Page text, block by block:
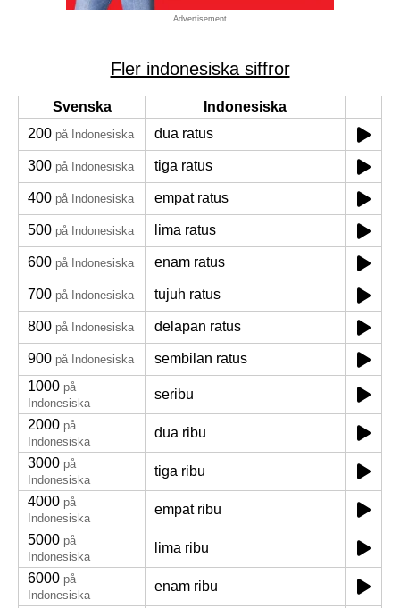
Advertisement
Fler indonesiska siffror
Svenska
Indonesiska
200 på Indonesiska dua ratus
300 på Indonesiska tiga ratus
400 på Indonesiska empat ratus
500 på Indonesiska lima ratus
600 på Indonesiska enam ratus
700 på Indonesiska tujuh ratus
800 på Indonesiska delapan ratus
900 på Indonesiska
sembilan ratus
1000 på
Indonesiska
seribu
2000 på
Indonesiska
dua ribu
3000 på
Indonesiska
tiga ribu
4000 på
Indonesiska
empat ribu
5000 på
Indonesiska
lima ribu
6000 på
Indonesiska
enam ribu